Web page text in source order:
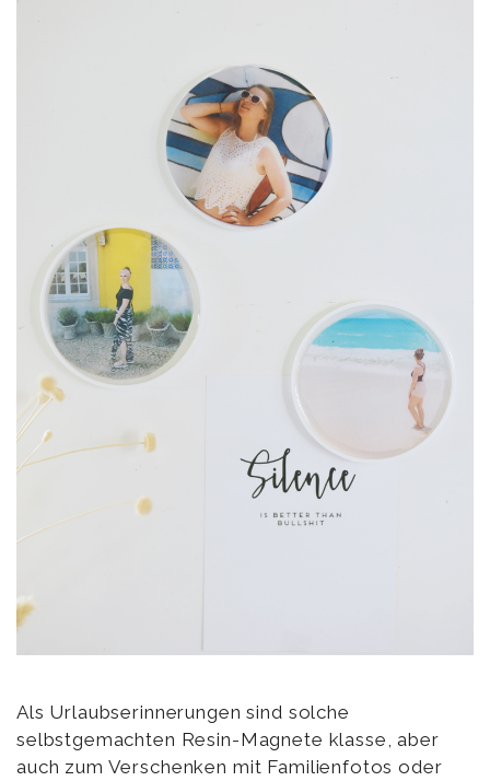
Als Urlaubserinnerungen sind solche
selbstgemachten Resin-Magnete klasse, aber
auch zum Verschenken mit Familienfotos oder